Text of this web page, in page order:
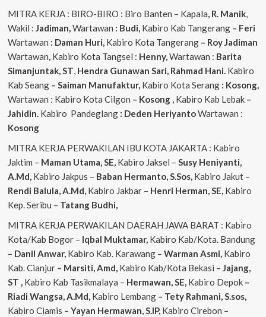
MITRA KERJA : BIRO-BIRO : Biro Banten – Kapala, R. Manik,
Wakil : Jadiman,Wartawan : Budi, Kabiro Kab Tangerang– Feri
Wartawan : Daman Huri, Kabiro Kota Tangerang– Roy Jadiman
Wartawan, Kabiro Kota Tangsel : Henny,Wartawan : Barita
Simanjuntak, ST, Hendra Gunawan Sari, Rahmad Hani. Kabiro
Kab Seang– Saiman Manufaktur, Kabiro Kota Serang : Kosong,
Wartawan : Kabiro Kota Cilgon – Kosong , Kabiro Kab Lebak–
Jahidin. Kabiro Pandeglang : Deden HeriyantoWartawan :
Kosong
MITRA KERJA PERWAKILAN IBU KOTA JAKARTA : Kabiro
Jaktim – Maman Utama, SE, Kabiro Jaksel – Susy Heniyanti,
A.Md, Kabiro Jakpus – Baban Hermanto, S.Sos, Kabiro Jakut –
Rendi Balula, A.Md, Kabiro Jakbar – Henri Herman, SE, Kabiro
Kep. Seribu – Tatang Budhi,
MITRA KERJA PERWAKILAN DAERAH JAWA BARAT : Kabiro
Kota/Kab Bogor – Iqbal Muktamar, Kabiro Kab/Kota. Bandung
– Danil Anwar, Kabiro Kab. Karawang – Warman Asmi, Kabiro
Kab. Cianjur– Marsiti, Amd, Kabiro Kab/Kota Bekasi – Jajang,
ST , Kabiro Kab Tasikmalaya – Hermawan, SE, Kabiro Depok–
Riadi Wangsa, A.Md, Kabiro Lembang– Tety Rahmani, S.sos,
Kabiro Ciamis – Yayan Hermawan, S.IP, Kabiro Cirebon –